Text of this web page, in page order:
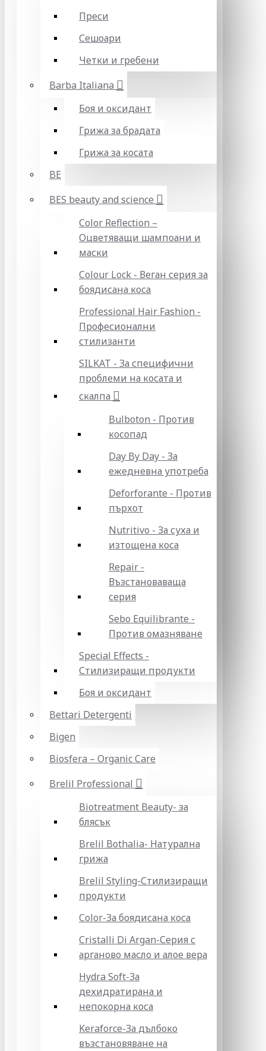
Преси
Сешоари
Четки и гребени
Barba Italiana
Боя и оксидант
Грижа за брадата
Грижа за косата
BE
BES beauty and science
Color Reflection –
Оцветяващи шампоани и
маски
Colour Lock - Веган серия за
боядисана коса
Professional Hair Fashion -
Професионални
стилизанти
SILKAT - За специфични
проблеми на косата и
скалпа
Bulboton - Против
косопад
Day By Day - За
ежедневна употреба
Deforforante - Против
пърхот
Nutritivo - За суха и
изтощена коса
Repair -
Възстановаваща
серия
Sebo Equilibrante -
Против омазняване
Special Effects -
Стилизиращи продукти
Боя и оксидант
Bettari Detergenti
Bigen
Biosfera – Organic Care
Brelil Professional
Biotreatment Beauty- за
блясък
Brelil Bothalia- Натурална
грижа
Brelil Styling-Стилизиращи
продукти
Color-За боядисана коса
Cristalli Di Argan-Серия с
арганово масло и алое вера
Hydra Soft-За
дехидратирана и
непокорна коса
Keraforce-За дълбоко
възстановяване на